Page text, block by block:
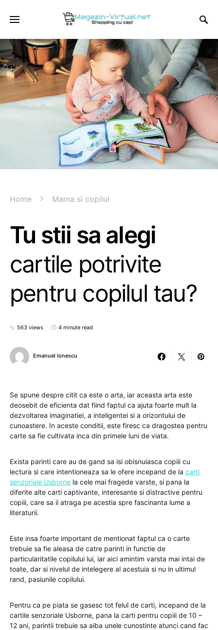
Home Mama si copilul
Tu stii sa alegi
cartile potrivite
pentru copilul tau?
563 views 4 minute read
Emanuel Ionescu
Se spune despre citit ca este o arta, iar aceasta arta este
deosebit de eficienta dat fiind faptul ca ajuta foarte mult la
dezvoltarea imaginatiei, a inteligentei si a orizontului de
cunoastere. In aceste conditii, este firesc ca dragostea pentru
carte sa fie cultivata inca din primele luni de viata.
Exista parinti care au de gand sa isi obisnuiasca copiii cu
lectura si care intentioneaza sa le ofere incepand de la carti
senzoriale Usborne la cele mai fragede varste, si pana la
diferite alte carti captivante, interesante si distractive pentru
copiii, care sa ii atraga pe acestia spre fascinanta lume a
literaturii.
Este insa foarte important de mentionat faptul ca o carte
trebuie sa fie aleasa de catre parinti in functie de
particularitatile copilului lui, iar aici amintim varsta mai intai de
toate, dar si nivelul de intelegere al acestuia si nu in ultimul
rand, pasiunile copilului.
Pentru ca pe piata se gasesc tot felul de carti, incepand de la
cartile senzoriale Usborne, pana la carti pentru copiii de 10 –
12 ani, parintii trebuie sa aiba unele cunostinte atunci cand fac